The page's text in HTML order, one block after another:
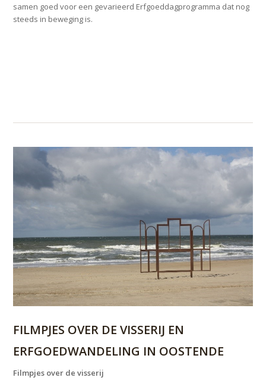
samen goed voor een gevarieerd Erfgoeddagprogramma dat nog
steeds in beweging is.
FILMPJES OVER DE VISSERIJ EN
ERFGOEDWANDELING IN OOSTENDE
Filmpjes over de visserij